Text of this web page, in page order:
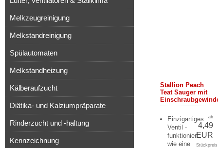
Stallion Peach
Teat Sauger mit
Einzigartiges
Ventil -
funktioniert
wie eine
ab
4,49
EUR
Stückpreis
Melkzeugreinigung
Melkstandreinigung
Spülautomaten
Melkstandheizung
Kälberaufzucht
Diätika- und Kalziumpräparate
Rinderzucht und -haltung
Kennzeichnung